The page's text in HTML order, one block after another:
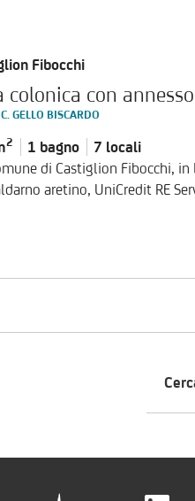
Fibocchi
GELLO BISCARDO
2 1 bagno 7 locali
di Castiglion Fibocchi,
aretino, UniCredit RE
accesso, l'immobile si
al centro abitato è la